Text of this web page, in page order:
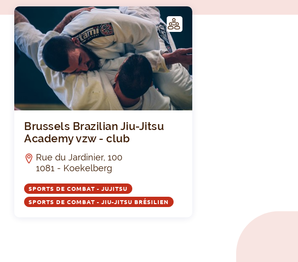
LUB
Brussels Brazilian Jiu-Jitsu
Academy vzw - club
Rue du Jardinier, 100
1081 - Koekelberg
SPORTS DE COMBAT - JUJITSU
SPORTS DE COMBAT - JIU-JITSU BRÉSILIEN